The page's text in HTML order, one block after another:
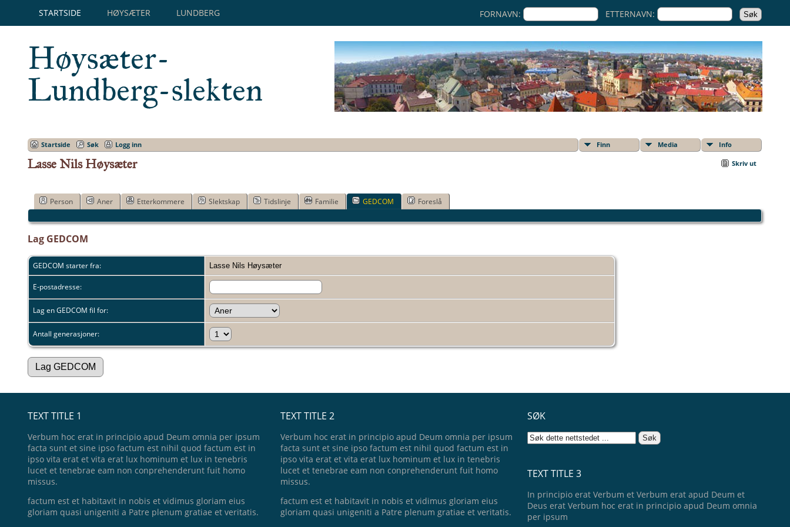
STARTSIDE HØYSÆTER LUNDBERG FORNAVN: ETTERNAVN:
Høysæter-
Lundberg-slekten
Finn Media Info
Startside Søk Logg inn
Skriv ut
Lasse Nils Høysæter
Person Aner Etterkommere Slektskap Tidslinje Familie GEDCOM Foreslå
Lag GEDCOM
GEDCOM starter fra: Lasse Nils Høysæter
E-postadresse:
Lag en GEDCOM fil for:
Antall generasjoner:
TEXT TITLE 1
Verbum hoc erat in principio apud Deum omnia per ipsum
facta sunt et sine ipso factum est nihil quod factum est in
ipso vita erat et vita erat lux hominum et lux in tenebris
lucet et tenebrae eam non conprehenderunt fuit homo
missus.
factum est et habitavit in nobis et vidimus gloriam eius
gloriam quasi unigeniti a Patre plenum gratiae et veritatis.
TEXT TITLE 2
Verbum hoc erat in principio apud Deum omnia per ipsum
facta sunt et sine ipso factum est nihil quod factum est in
ipso vita erat et vita erat lux hominum et lux in tenebris
lucet et tenebrae eam non conprehenderunt fuit homo
missus.
factum est et habitavit in nobis et vidimus gloriam eius
gloriam quasi unigeniti a Patre plenum gratiae et veritatis.
SØK
TEXT TITLE 3
In principio erat Verbum et Verbum erat apud Deum et
Deus erat Verbum hoc erat in principio apud Deum omnia
per ipsum